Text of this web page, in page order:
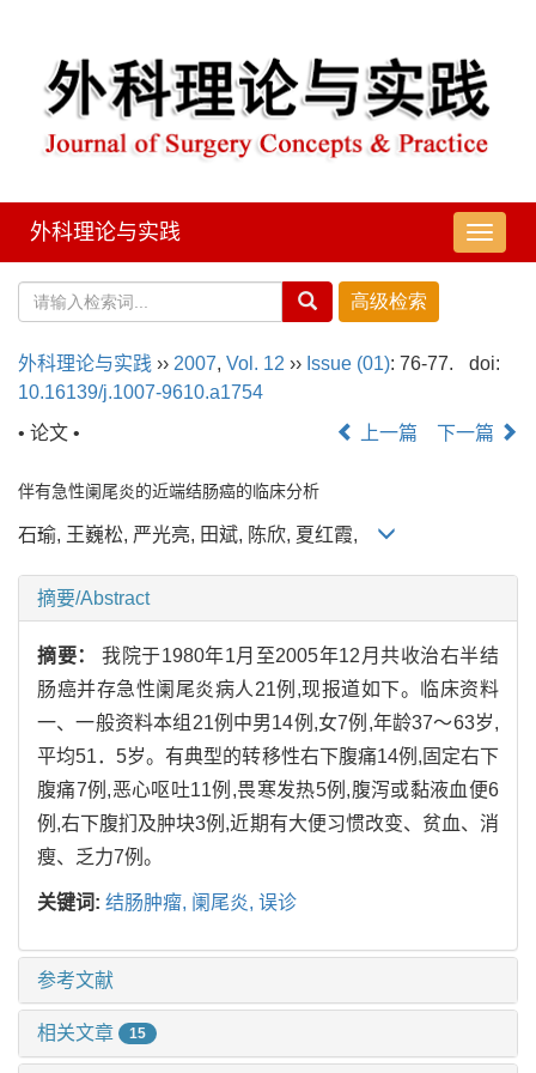
导
航
外科理论与实践
外科理论与实践 ›› 2007, Vol. 12 ›› Issue (01): 76-77.
doi:
10.16139/j.1007-9610.a1754
• 论文 •
上一篇 下一篇
伴有急性阑尾炎的近端结肠癌的临床分析
石瑜, 王巍松, 严光亮, 田斌, 陈欣, 夏红霞,
摘要/Abstract
摘要：我院于1980年1月至2005年12月共收治右半结
肠癌并存急性阑尾炎病人21例,现报道如下。临床资料
一、一般资料本组21例中男14例,女7例,年龄37～63岁,
平均51．5岁。有典型的转移性右下腹痛14例,固定右下
腹痛7例,恶心呕吐11例,畏寒发热5例,腹泻或黏液血便6
例,右下腹扪及肿块3例,近期有大便习惯改变、贫血、消
瘦、乏力7例。
关键词: 结肠肿瘤, 阑尾炎, 误诊
参考文献
相关文章 15